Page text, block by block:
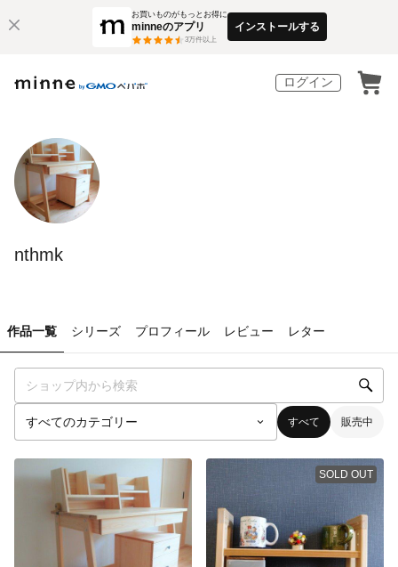
お買いものがもっとお得に
minneのアプリ
3万件以上
インストールする
ログイン
nthmk
作品一覧 シリーズ プロフィール レビュー レター
すべて 販売中
SOLD OUT